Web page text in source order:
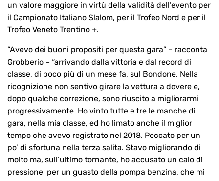
un valore maggiore in virtù della validità dell’evento per
il Campionato Italiano Slalom, per il Trofeo Nord e per il
Trofeo Veneto Trentino +.
“Avevo dei buoni propositi per questa gara” – racconta
Grobberio – “arrivando dalla vittoria e dal record di
classe, di poco più di un mese fa, sul Bondone. Nella
ricognizione non sentivo girare la vettura a dovere e,
dopo qualche correzione, sono riuscito a migliorarmi
progressivamente. Ho vinto tutte e tre le manche di
gara, nella mia classe, ed ho limato anche il miglior
tempo che avevo registrato nel 2018. Peccato per un
po’ di sfortuna nella terza salita. Stavo migliorando di
molto ma, sull’ultimo tornante, ho accusato un calo di
pressione, per un guasto della pompa benzina, che mi